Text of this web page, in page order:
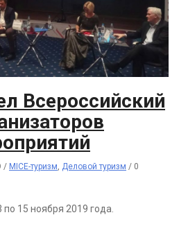
Всероссийский
/ MICE-туризм, Деловой туризм / 0
по 15 ноября 2019 года.